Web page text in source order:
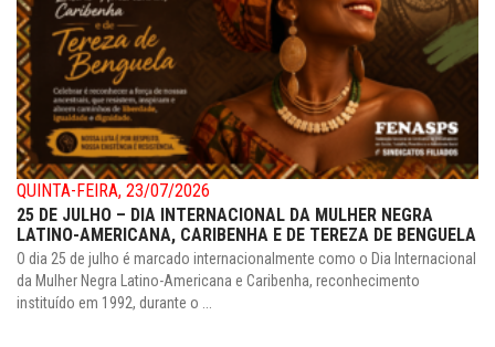
QUINTA-FEIRA, 23/07/2026
25 DE JULHO – DIA INTERNACIONAL DA MULHER NEGRA
LATINO-AMERICANA, CARIBENHA E DE TEREZA DE BENGUELA
O dia 25 de julho é marcado internacionalmente como o Dia Internacional
da Mulher Negra Latino-Americana e Caribenha, reconhecimento
instituído em 1992, durante o ...